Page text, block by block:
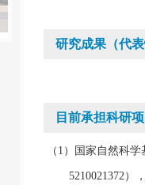
研究成果（代
目前承担科研
（ 1）国家自然科
5210021372）